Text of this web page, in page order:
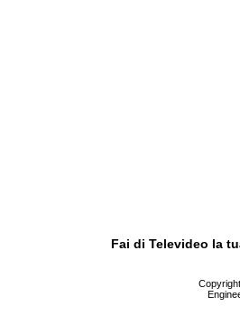
Fai di Televideo la